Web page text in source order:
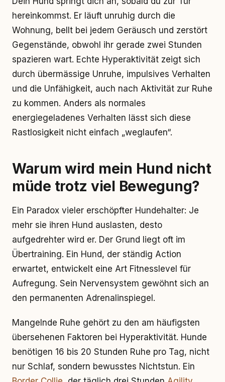
hereinkommst. Er läuft unruhig durch die
Wohnung, bellt bei jedem Geräusch und zerstört
Gegenstände, obwohl ihr gerade zwei Stunden
spazieren wart. Echte Hyperaktivität zeigt sich
durch übermässige Unruhe, impulsives Verhalten
und die Unfähigkeit, auch nach Aktivität zur Ruhe
zu kommen. Anders als normales
energiegeladenes Verhalten lässt sich diese
Rastlosigkeit nicht einfach „weglaufen“.
Warum wird mein Hund nicht
müde trotz viel Bewegung?
Ein Paradox vieler erschöpfter Hundehalter: Je
mehr sie ihren Hund auslasten, desto
aufgedrehter wird er. Der Grund liegt oft im
Übertraining. Ein Hund, der ständig Action
erwartet, entwickelt eine Art Fitnesslevel für
Aufregung. Sein Nervensystem gewöhnt sich an
den permanenten Adrenalinspiegel.
Mangelnde Ruhe gehört zu den am häufigsten
übersehenen Faktoren bei Hyperaktivität. Hunde
benötigen 16 bis 20 Stunden Ruhe pro Tag, nicht
nur Schlaf, sondern bewusstes Nichtstun. Ein